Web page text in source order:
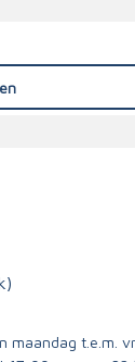
maandag t.e.m.